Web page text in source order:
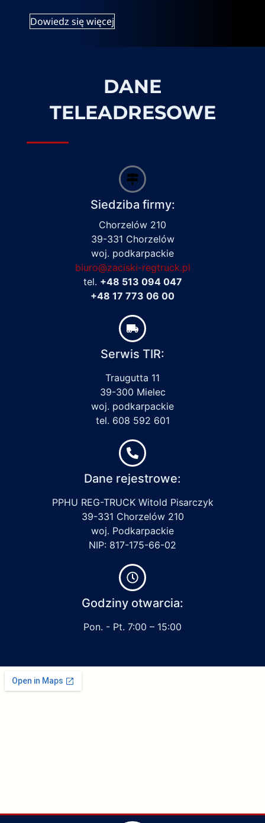
Dowiedz się więcej
DANE
TELEADRESOWE
Siedziba firmy:
Chorzelów 210
39-331 Chorzelów
woj. podkarpackie
biuro@zaciski-regtruck.pl
tel. +48 513 094 047
+48 17 773 06 00
Serwis TIR:
Traugutta 11
39-300 Mielec
woj. podkarpackie
tel. 608 592 601
Dane rejestrowe:
PPHU REG-TRUCK Witold Pisarczyk
39-331 Chorzelów 210
woj. Podkarpackie
NIP: 817-175-66-02
Godziny otwarcia:
Pon. - Pt. 7:00 – 15:00